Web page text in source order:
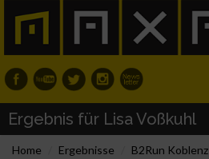
Ergebnis für Lisa Voßkuhl
Home Ergebnisse B2Run Koblenz